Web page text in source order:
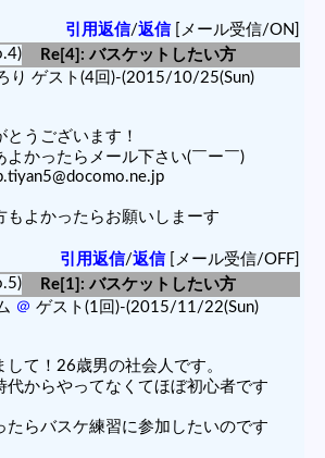
引用返信/返信[メール受信/ON]
Re[4]: バスケットしたい方
り ゲスト(4回)-(2015/10/25(Sun)
とうございます！
よかったらメール下さい(￣ー￣)
もよかったらお願いしまーす
引用返信/返信[メール受信/OFF]
Re[1]: バスケットしたい方
＠ ゲスト(1回)-(2015/11/22(Sun)
して！26歳男の社会人です。
代からやってなくてほぼ初心者です
たらバスケ練習に参加したいのです